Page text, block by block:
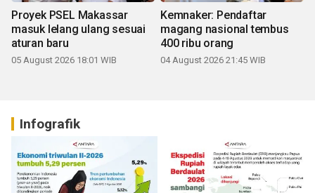
Proyek PSEL Makassar
masuk lelang ulang sesuai
aturan baru
05 August 2026 18:01 WIB
Kemnaker: Pendaftar
magang nasional tembus
400 ribu orang
04 August 2026 21:45 WIB
Infografik